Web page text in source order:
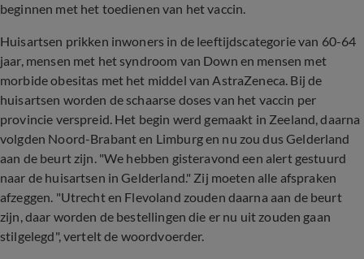
beginnen met het toedienen van het vaccin.
Huisartsen prikken inwoners in de leeftijdscategorie van 60-64
jaar, mensen met het syndroom van Down en mensen met
morbide obesitas met het middel van AstraZeneca. Bij de
huisartsen worden de schaarse doses van het vaccin per
provincie verspreid. Het begin werd gemaakt in Zeeland, daarna
volgden Noord-Brabant en Limburg en nu zou dus Gelderland
aan de beurt zijn. "We hebben gisteravond een alert gestuurd
naar de huisartsen in Gelderland." Zij moeten alle afspraken
afzeggen. "Utrecht en Flevoland zouden daarna aan de beurt
zijn, daar worden de bestellingen die er nu uit zouden gaan
stilgelegd", vertelt de woordvoerder.